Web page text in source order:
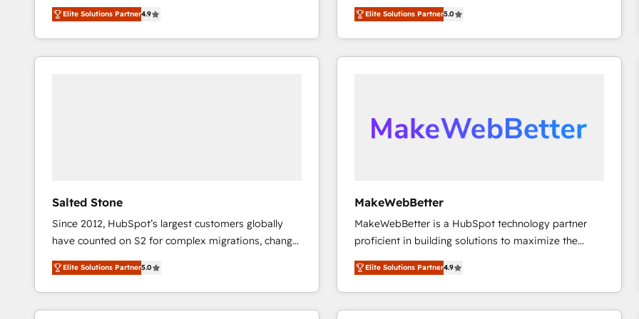
HubSpot大百科 出版 CRM・AI活用に関するご相談、現
HubSpot’s only Elite Partner with all 8 Accreditations
and a 3× Partner of the Year, New Breed turns
HubSpot into your engine for measurable, durable
growth.
North America. Avec plus de 115 experts en
marketing automation, Growth, Revops, CRM et
webdesign. Markentive is both a consulting firm, a
digital agency and an integrator. With over 115
Elite Solutions Partner4.9
growth. As a triple-accredited HubSpot Solutions
Partner, we specialize in both strategic RevOps
planning and hands-on technical execution - building
the operational foundation companies need to
we help: ✔️ Full HubSpot implementations and portal
optimization ✔️ Data migrations, CRM architecture,
based engagements and ongoing RevOps
partnerships, we guide organizations through the
revenue maturity model - delivering the right
improvements at the right time so operations
evolve strategically and sustainably as the business
grows.
Elite Solutions Partner5.0
Salted Stone
Since 2012, HubSpot’s largest customers globally
have counted on S2 for complex migrations, change
management, systems integration, and creative
solutions that deliver measurable impact and
transform brand experiences As one of the few full-
service creative agencies in the HubSpot
Elite Solutions Partner5.0
MakeWebBetter
MakeWebBetter is a HubSpot technology partner
proficient in building solutions to maximize the
operational efficiency of HubSpot. The fastest-
growing tech-enabler & facilitator, MakeWebBetter,
hands you the blend of HubSpot expertise &
eminent solutions & integrations. Trust us to
Elite Solutions Partner4.9